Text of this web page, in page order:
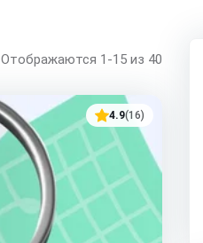
Отображаются 1-15 из 40
4.9(16)